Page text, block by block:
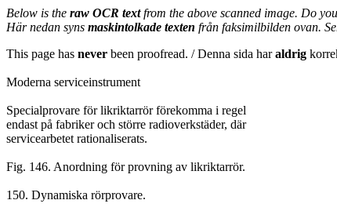
Below is the raw OCR textfrom the above scanned image. Do
Här nedan syns maskintolkade texten från faksimilbilden ovan.
This page has never been proofread. / Denna sida haraldrig
Moderna serviceinstrument
Specialprovare för likriktarrör förekomma i regel
endast på fabriker och större radioverkstäder, där
servicearbetet rationaliserats.
Fig. 146. Anordning för provning av likriktarrör.
150. Dynamiska rörprovare.